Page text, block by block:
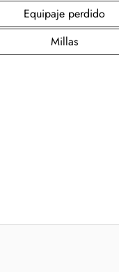
Equipaje perdido
Millas